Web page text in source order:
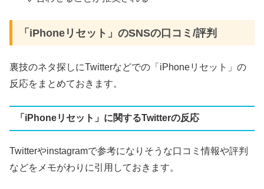
「iPhoneリセット」のSNSの口コミ/評判
裏技のネタ探しにTwitterなどでの「iPhoneリセット」の
反応をまとめておきます。
「iPhoneリセット」に関するTwitterの反応
Twitterやinstagramで参考になりそうな口コミ情報や評判
などをメモがわりに引用しておきます。